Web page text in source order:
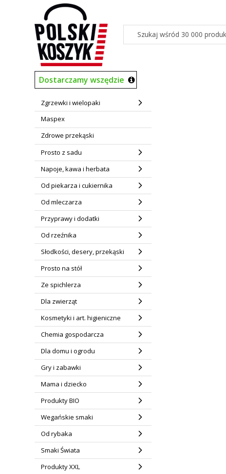
Dostarczamy wszędzie
Zgrzewki i wielopaki
Maspex
Zdrowe przekąski
Prosto z sadu
Napoje, kawa i herbata
Od piekarza i cukiernika
Od mleczarza
Przyprawy i dodatki
Od rzeźnika
Słodkości, desery, przekąski
Prosto na stół
Ze spichlerza
Dla zwierząt
Kosmetyki i art. higieniczne
Chemia gospodarcza
Dla domu i ogrodu
Gry i zabawki
Mama i dziecko
Produkty BIO
Wegańskie smaki
Od rybaka
Smaki Świata
Produkty XXL